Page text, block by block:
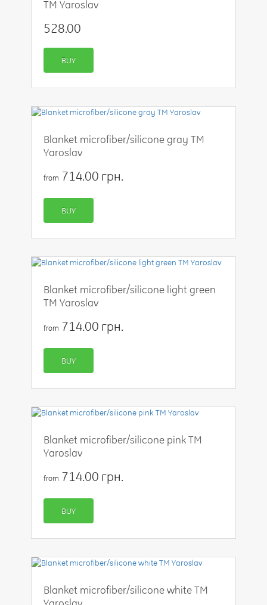
TM Yaroslav
528.00
BUY
Blanket microfiber/silicone gray TM
Yaroslav
from 714.00 грн.
BUY
Blanket microfiber/silicone light green
TM Yaroslav
from 714.00 грн.
BUY
Blanket microfiber/silicone pink TM
Yaroslav
from 714.00 грн.
BUY
Blanket microfiber/silicone white TM